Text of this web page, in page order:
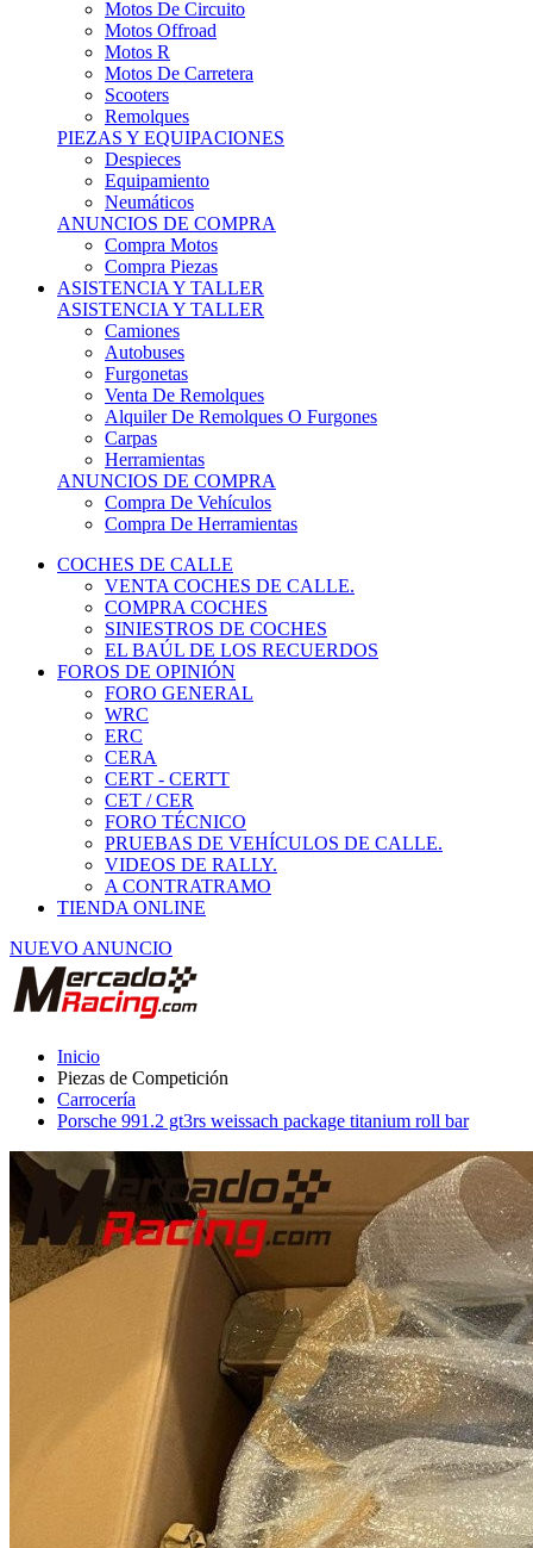
Motos R
Motos De Carretera
Scooters
Remolques
PIEZAS Y EQUIPACIONES
Despieces
Equipamiento
Neumáticos
ANUNCIOS DE COMPRA
Compra Motos
Compra Piezas
ASISTENCIA Y TALLER
ASISTENCIA Y TALLER
Camiones
Autobuses
Furgonetas
Venta De Remolques
Alquiler De Remolques O Furgones
Carpas
Herramientas
ANUNCIOS DE COMPRA
Compra De Vehículos
Compra De Herramientas
COCHES DE CALLE
VENTA COCHES DE CALLE.
COMPRA COCHES
SINIESTROS DE COCHES
EL BAÚL DE LOS RECUERDOS
FOROS DE OPINIÓN
FORO GENERAL
WRC
ERC
CERA
CERT - CERTT
CET / CER
FORO TÉCNICO
PRUEBAS DE VEHÍCULOS DE CALLE.
VIDEOS DE RALLY.
A CONTRATRAMO
TIENDA ONLINE
NUEVO ANUNCIO
Piezas de Competición
Carrocería
Porsche 991.2 gt3rs weissach package titanium roll bar